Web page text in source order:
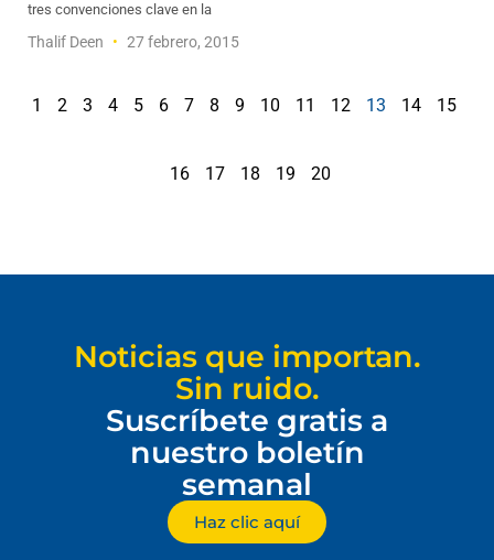
tres convenciones clave en la
Thalif Deen 27 febrero, 2015
1 2 3 4 5 6 7 8 9 10 11 12 13 14 15
16 17 18 19 20
Noticias que importan.
Sin ruido.
Suscríbete gratis a
nuestro boletín
semanal
Haz clic aquí